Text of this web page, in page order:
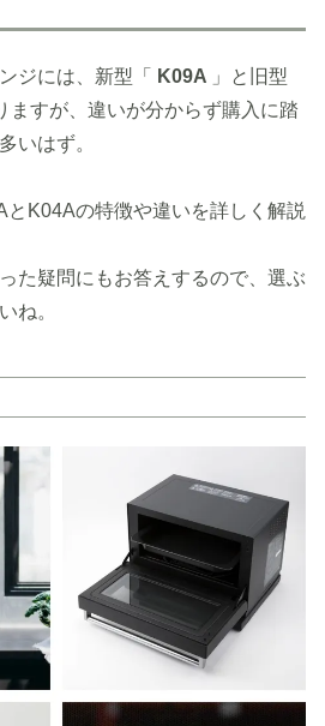
ジには、新型「 K09A 」と旧型
ますが、違いが分からず購入に踏
いはず。
とK04Aの特徴や違いを詳しく解説
た疑問にもお答えするので、選ぶ
ね。